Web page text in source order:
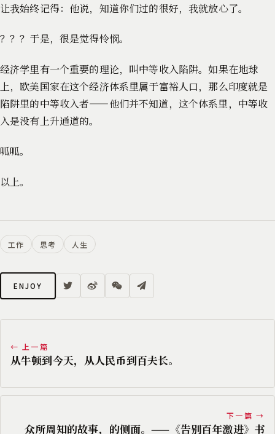
让我始终记得：他说，知道你们过的很好，我就放心了。
？？？于是，很是觉得怜悯。
经济学里有一个重要的理论，叫中等收入陷阱。如果在地球
上，欧美国家在这个经济体系里属于富裕人口，那么印度就是
陷阱里的中等收入者——他们并不知道，这个体系里，中等收
入是没有上升通道的。
呱呱。
以上。
工作 思考 人生
ENJOY
← 上一篇
从牛顿到今天，从人民币到百夫长。
下一篇 →
众所周知的故事，的侧面。——《告别百年激进》书